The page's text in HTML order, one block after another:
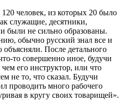
человек, из которых 20 было
служащие, десятники,
были не сильно образованы.
обычно русский знал все и
объясняли. После детального
то совершенно иное, будучи
его инструктор, или что
не то, что сказал. Будучи
проводить много рабочего
в кругу своих товарищей».